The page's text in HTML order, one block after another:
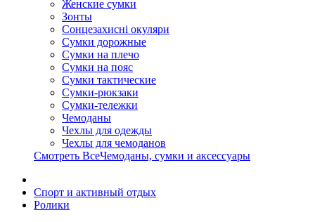
Женские сумки
Зонты
Сонцезахисні окуляри
Сумки дорожные
Сумки на плечо
Сумки на пояс
Сумки тактические
Сумки-рюкзаки
Сумки-тележки
Чемоданы
Чехлы для одежды
Чехлы для чемоданов
Смотреть ВсеЧемоданы, сумки и аксессуары
Спорт и активный отдых
Ролики